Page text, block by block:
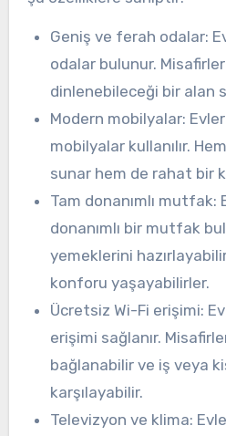
Geniş ve ferah odalar:
odalar bulunur.
dinlenebileceği bir alan
Modern mobilyalar:
mobilyalar kullanılır.
sunar hem de rahat bir
Tam donanımlı
donanımlı bir mutfak
yemeklerini
konforu yaşayabilirler.
Ücretsiz Wi-Fi erişimi:
erişimi sağlanır.
bağlanabilir ve iş veya
karşılayabilir.
Televizyon ve klima: